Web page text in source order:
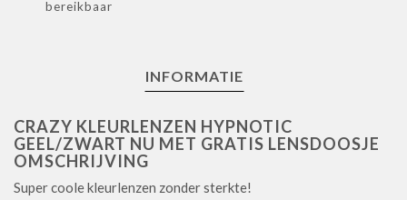
bereikbaar
INFORMATIE
CRAZY KLEURLENZEN HYPNOTIC
GEEL/ZWART NU MET GRATIS LENSDOOSJE
OMSCHRIJVING
Super coole kleurlenzen zonder sterkte!